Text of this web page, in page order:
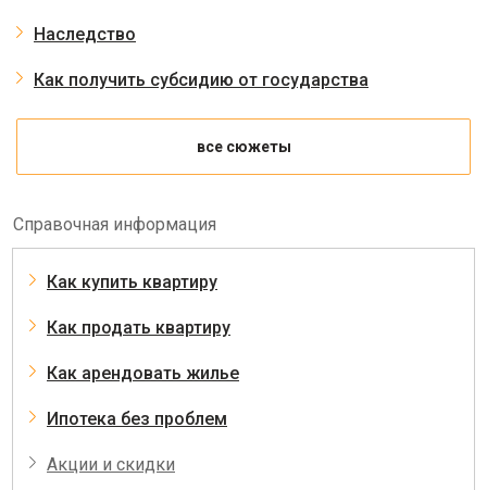
Наследство
Как получить субсидию от государства
все сюжеты
Справочная информация
Как купить квартиру
Как продать квартиру
Как арендовать жилье
Ипотека без проблем
Акции и скидки